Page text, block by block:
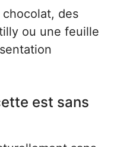
des
ou une feuille
est sans